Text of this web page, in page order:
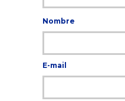
Nombre
E-mail